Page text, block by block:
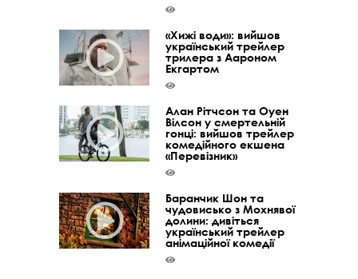
«Хижі води»: вийшов
український трейлер
трилера з Аароном
Екгартом
Алан Рітчсон та Оуен
Вілсон у смертельній
гонці: вийшов трейлер
комедійного екшена
«Перевізник»
Баранчик Шон та
чудовисько з Мохнявої
долини: дивіться
український трейлер
анімаційної комедії